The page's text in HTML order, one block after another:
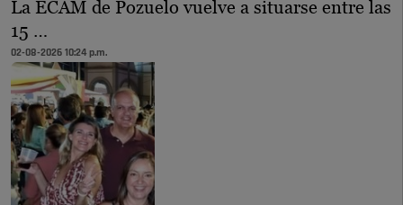
La ECAM de Pozuelo vuelve a situarse entre las
15 …
02-08-2026 10:24 p.m.